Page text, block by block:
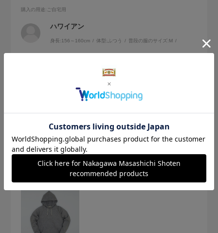
購入の用途:ご自宅用
ハワイアン
身長:156～160cm 体型: ふつう 普段の服のサイズ:M
スウェットにしてはちょっと高額かなと思いながら購入しま
したが、そんな心配は吹き飛ぶほどに素材の良さが感じられ
る品でした。着心地もとても良く、セーターのように温かい
です。型崩れもなく着用しています。でも長く着用したいの
でクリーニングに出すつもりです。サイズは少し大きめなの
でSでピッタリでした。